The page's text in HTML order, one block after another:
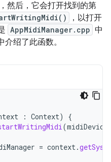
，然后，它会打开找到的第
，以打开
AppMidiManager.cpp 中
绍了此函数。
: Context)
{
(midiDevice
= context.